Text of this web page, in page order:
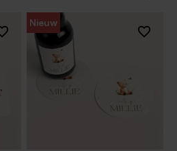
Nieuw